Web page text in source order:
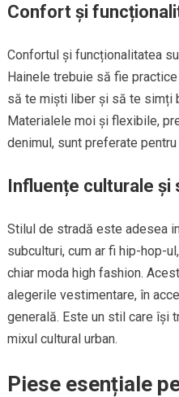
Confort și
Confortul și funcționalitatea
Hainele trebuie să fie
să te miști liber și să te simți
Materialele moi și flexibile,
denimul, sunt preferate
Influențe culturale și
Stilul de stradă este adesea
subculturi, cum ar fi hip-hop-
chiar moda high fashion.
alegerile vestimentare, în
generală. Este un stil care își
mixul cultural urban.
Piese esențiale